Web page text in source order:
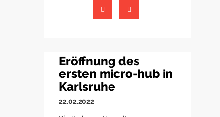
Eröffnung des
ersten micro-hub in
Karlsruhe
22.02.2022